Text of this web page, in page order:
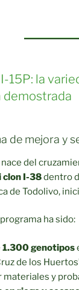
15P: la
de mejora y
nace del
clon I-38dentro
de Todolivo,
ha sido:
1.300 genotipos
de los
materiales y